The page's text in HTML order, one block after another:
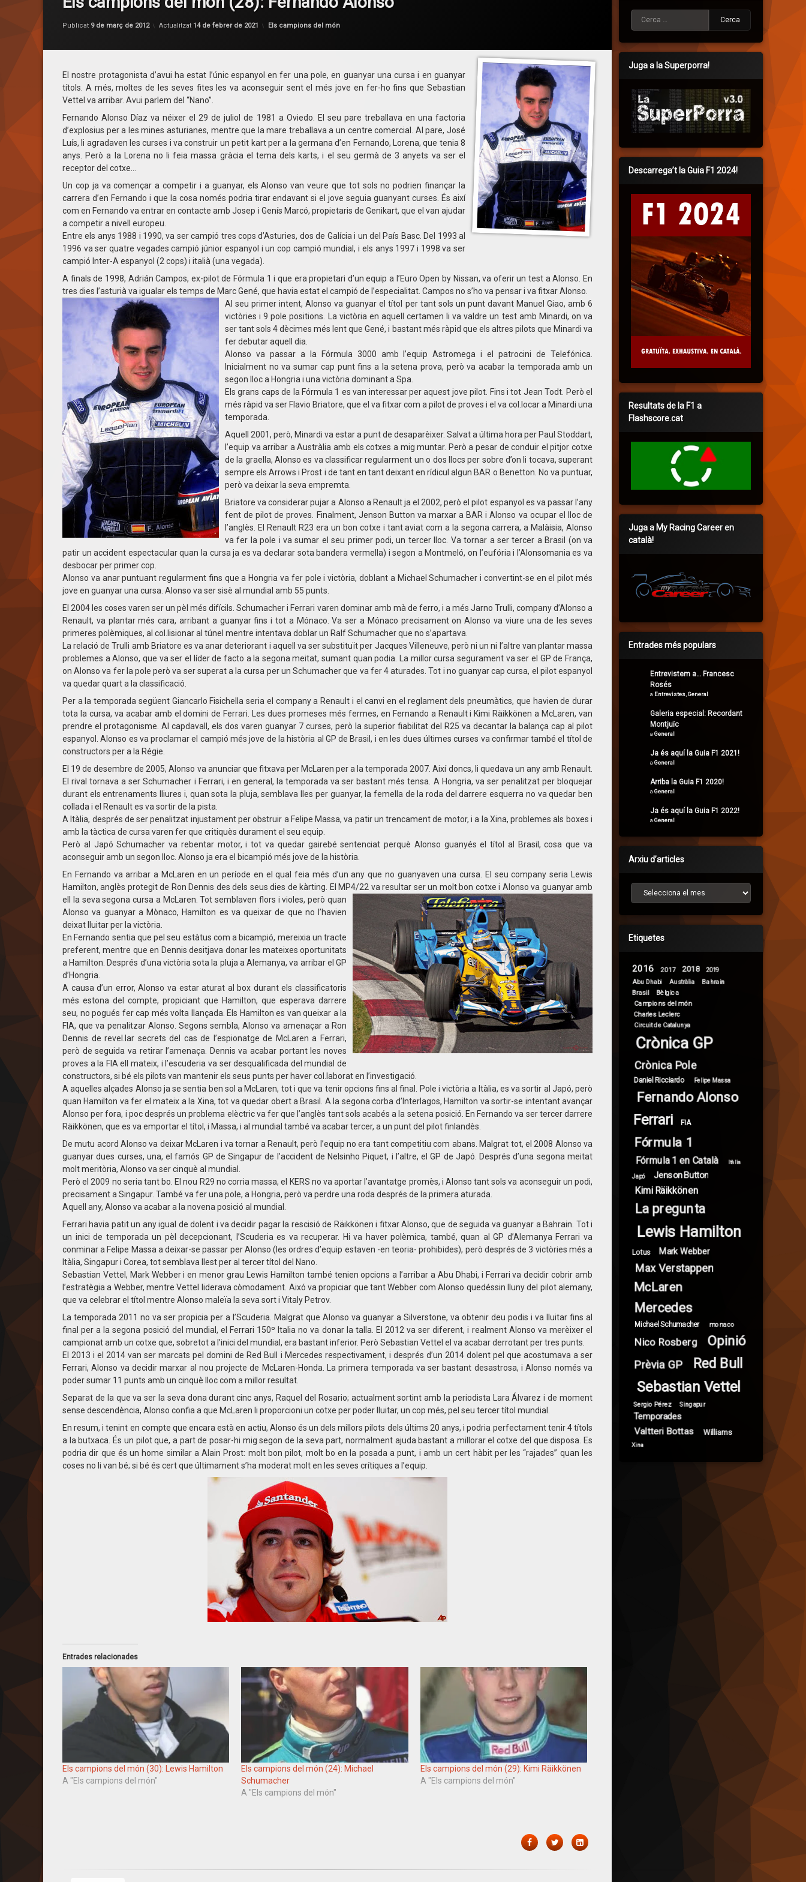
Publicat 9 de març de 2012 Actualitzat 14 de febrer de 2021
per F1 en Català
Categories:
Els campions del món
El nostre protagonista d’avui ha estat l’únic espanyol en fer una pole, en guanyar una cursa i en guanyar
títols. A més, moltes de les seves fites les va aconseguir sent el més jove en fer-ho fins que Sebastian
Vettel va arribar. Avui parlem del “Nano”.
Fernando Alonso Díaz va néixer el 29 de juliol de 1981 a Oviedo. El seu pare treballava en una factoria
d’explosius per a les mines asturianes, mentre que la mare treballava a un centre comercial. Al pare, José
Luís, li agradaven les curses i va construir un petit kart per a la germana d’en Fernando, Lorena, que tenia 8
anys. Però a la Lorena no li feia massa gràcia el tema dels karts, i el seu germà de 3 anyets va ser el
receptor del cotxe…
Un cop ja va començar a competir i a guanyar, els Alonso van veure que tot sols no podrien finançar la
carrera d’en Fernando i que la cosa només podria tirar endavant si el jove seguia guanyant curses. És així
com en Fernando va entrar en contacte amb Josep i Genís Marcó, propietaris de Genikart, que el van ajudar
a competir a nivell europeu.
Entre els anys 1988 i 1990, va ser campió tres cops d’Asturies, dos de Galícia i un del País Basc. Del 1993 al
1996 va ser quatre vegades campió júnior espanyol i un cop campió mundial, i els anys 1997 i 1998 va ser
campió Inter-A espanyol (2 cops) i italià (una vegada).
A finals de 1998, Adrián Campos, ex-pilot de Fórmula 1 i que era propietari d’un equip a l’Euro Open by Nissan, va oferir un test a Alonso. En
tres dies l’asturià va igualar els temps de Marc Gené, que havia estat el campió de l’especialitat. Campos no s’ho va pensar i va fitxar Alonso.
Al seu primer intent, Alonso va guanyar el títol per tant sols un punt davant Manuel Giao, amb 6
victòries i 9 pole positions. La victòria en aquell certamen li va valdre un test amb Minardi, on va
ser tant sols 4 dècimes més lent que Gené, i bastant més ràpid que els altres pilots que Minardi va
fer debutar aquell dia.
Alonso va passar a la Fórmula 3000 amb l’equip Astromega i el patrocini de Telefónica.
Inicialment no va sumar cap punt fins a la setena prova, però va acabar la temporada amb un
segon lloc a Hongria i una victòria dominant a Spa.
Els grans caps de la Fórmula 1 es van interessar per aquest jove pilot. Fins i tot Jean Todt. Però el
més ràpid va ser Flavio Briatore, que el va fitxar com a pilot de proves i el va col.locar a Minardi una
temporada.
Aquell 2001, però, Minardi va estar a punt de desaparèixer. Salvat a última hora per Paul Stoddart,
l’equip va arribar a Austràlia amb els cotxes a mig muntar. Però a pesar de conduir el pitjor cotxe
de la graella, Alonso es va classificar regularment un o dos llocs per sobre d’on li tocava, superant
sempre els Arrows i Prost i de tant en tant deixant en rídicul algun BAR o Benetton. No va puntuar,
però va deixar la seva empremta.
Briatore va considerar pujar a Alonso a Renault ja el 2002, però el pilot espanyol es va passar l’any
fent de pilot de proves. Finalment, Jenson Button va marxar a BAR i Alonso va ocupar el lloc de
l’anglès. El Renault R23 era un bon cotxe i tant aviat com a la segona carrera, a Malàisia, Alonso
va fer la pole i va sumar el seu primer podi, un tercer lloc. Va tornar a ser tercer a Brasil (on va
patir un accident espectacular quan la cursa ja es va declarar sota bandera vermella) i segon a Montmeló, on l’eufória i l’Alonsomania es va
desbocar per primer cop.
Alonso va anar puntuant regularment fins que a Hongria va fer pole i victòria, doblant a Michael Schumacher i convertint-se en el pilot més
jove en guanyar una cursa. Alonso va ser sisè al mundial amb 55 punts.
El 2004 les coses varen ser un pèl més difícils. Schumacher i Ferrari varen dominar amb mà de ferro, i a més Jarno Trulli, company d’Alonso a
Renault, va plantar més cara, arribant a guanyar fins i tot a Mónaco. Va ser a Mónaco precisament on Alonso va viure una de les seves
primeres polèmiques, al col.lisionar al túnel mentre intentava doblar un Ralf Schumacher que no s’apartava.
La relació de Trulli amb Briatore es va anar deteriorant i aquell va ser substituït per Jacques Villeneuve, però ni un ni l’altre van plantar massa
problemes a Alonso, que va ser el líder de facto a la segona meitat, sumant quan podia. La millor cursa segurament va ser el GP de França,
on Alonso va fer la pole però va ser superat a la cursa per un Schumacher que va fer 4 aturades. Tot i no guanyar cap cursa, el pilot espanyol
va quedar quart a la classificació.
Per a la temporada següent Giancarlo Fisichella seria el company a Renault i el canvi en el reglament dels pneumàtics, que havien de durar
tota la cursa, va acabar amb el domini de Ferrari. Les dues promeses més fermes, en Fernando a Renault i Kimi Räikkönen a McLaren, van
prendre el protagonisme. Al capdavall, els dos varen guanyar 7 curses, però la superior fiabilitat del R25 va decantar la balança cap al pilot
espanyol. Alonso es va proclamar el campió més jove de la història al GP de Brasil, i en les dues últimes curses va confirmar també el títol de
constructors per a la Régie.
El 19 de desembre de 2005, Alonso va anunciar que fitxava per McLaren per a la temporada 2007. Així doncs, li quedava un any amb Renault.
El rival tornava a ser Schumacher i Ferrari, i en general, la temporada va ser bastant més tensa. A Hongria, va ser penalitzat per bloquejar
durant els entrenaments lliures i, quan sota la pluja, semblava lles per guanyar, la femella de la roda del darrere esquerra no va quedar ben
collada i el Renault es va sortir de la pista.
A Itàlia, després de ser penalitzat injustament per obstruir a Felipe Massa, va patir un trencament de motor, i a la Xina, problemes als boxes i
amb la tàctica de cursa varen fer que critiquès durament el seu equip.
Però al Japó Schumacher va rebentar motor, i tot va quedar gairebé sentenciat perquè Alonso guanyés el títol al Brasil, cosa que va
aconseguir amb un segon lloc. Alonso ja era el bicampió més jove de la història.
En Fernando va arribar a McLaren en un període en el qual feia més d’un any que no guanyaven una cursa. El seu company seria Lewis
Hamilton, anglès protegit de Ron Dennis des dels seus dies de kàrting. El MP4/22 va resultar ser un molt bon cotxe i Alonso va guanyar amb
ell la sevasegona cursa a McLaren. Tot semblaven flors i violes, però quan
Alonso va guanyar a Mònaco, Hamilton es va queixar de que no l’havien
deixat lluitar per la victòria.
En Fernando sentia que pel seu estàtus com a bicampió, mereixia un tracte
preferent, mentre que en Dennis desitjava donar les mateixes oportunitats
a Hamilton. Després d’una victòria sota la pluja a Alemanya, va arribar el GP
d’Hongria.
A causa d’un error, Alonso va estar aturat al box durant els classificatoris
més estona del compte, propiciant que Hamilton, que esperava darrere
seu, no pogués fer cap més volta llançada. Els Hamilton es van queixar a la
FIA, que va penalitzar Alonso. Segons sembla, Alonso va amenaçar a Ron
Dennis de revel.lar secrets del cas de l’espionatge de McLaren a Ferrari,
però de seguida va retirar l’amenaça. Dennis va acabar portant les noves
proves a la FIA ell mateix, i l’escuderia va ser desqualificada del mundial de
constructors, si bé els pilots van mantenir els seus punts per haver col.laborat en l’investigació.
A aquelles alçades Alonso ja se sentia ben sol a McLaren, tot i que va tenir opcions fins al final. Pole i victòria a Itàlia, es va sortir al Japó, però
quan Hamilton va fer el mateix a la Xina, tot va quedar obert a Brasil. A la segona corba d’Interlagos, Hamilton va sortir-se intentant avançar
Alonso per fora, i poc després un problema elèctric va fer que l’anglès tant sols acabés a la setena posició. En Fernando va ser tercer darrere
Räikkönen, que es va emportar el títol, i Massa, i al mundial també va acabar tercer, a un punt del pilot finlandès.
De mutu acord Alonso va deixar McLaren i va tornar a Renault, però l’equip no era tant competitiu com abans. Malgrat tot, el 2008 Alonso va
guanyar dues curses, una, el famós GP de Singapur de l’accident de Nelsinho Piquet, i l’altre, el GP de Japó. Després d’una segona meitat
molt meritòria, Alonso va ser cinquè al mundial.
Però el 2009 no seria tant bo. El nou R29 no corria massa, el KERS no va aportar l’avantatge promès, i Alonso tant sols va aconseguir un podi,
precisament a Singapur. També va fer una pole, a Hongria, però va perdre una roda després de la primera aturada.
Aquell any, Alonso va acabar a la novena posició al mundial.
Ferrari havia patit un any igual de dolent i va decidir pagar la rescisió de Räikkönen i fitxar Alonso, que de seguida va guanyar a Bahrain. Tot i
un inici de temporada un pèl decepcionant, l’Scuderia es va recuperar. Hi va haver polèmica, també, quan al GP d’Alemanya Ferrari va
conminar a Felipe Massa a deixar-se passar per Alonso (les ordres d’equip estaven -en teoria- prohibides), però després de 3 victòries més a
Itàlia, Singapur i Corea, tot semblava llest per al tercer títol del Nano.
Sebastian Vettel, Mark Webber i en menor grau Lewis Hamilton també tenien opcions a l’arribar a Abu Dhabi, i Ferrari va decidir cobrir amb
l’estratègia a Webber, mentre Vettel liderava còmodament. Aixó va propiciar que tant Webber com Alonso quedéssin lluny del pilot alemany,
que va celebrar el títol mentre Alonso maleïa la seva sort i Vitaly Petrov.
La temporada 2011 no va ser propicia per a l’Scuderia. Malgrat que Alonso va guanyar a Silverstone, va obtenir deu podis i va lluitar fins al
final per a la segona posició del mundial, el Ferrari 150º Italia no va donar la talla. El 2012 va ser diferent, i realment Alonso va merèixer el
campionat amb un cotxe que, sobretot a l’inici del mundial, era bastant inferior. Però Sebastian Vettel el va acabar derrotant per tres punts.
El 2013 i el 2014 van ser marcats pel domini de Red Bull i Mercedes respectivament, i després d’un 2014 dolent pel que acostumava a ser
Ferrari, Alonso va decidir marxar al nou projecte de McLaren-Honda. La primera temporada va ser bastant desastrosa, i Alonso només va
poder sumar 11 punts amb un cinquè lloc com a millor resultat.
Separat de la que va ser la seva dona durant cinc anys, Raquel del Rosario; actualment sortint amb la periodista Lara Álvarez i de moment
sense descendència, Alonso confia a que McLaren li proporcioni un cotxe per poder lluitar, un cop més, pel seu tercer títol mundial.
En resum, i tenint en compte que encara està en actiu, Alonso és un dels millors pilots dels últims 20 anys, i podria perfectament tenir 4 títols
a la butxaca. És un pilot que, a part de posar-hi mig segon de la seva part, normalment ajuda bastant a millorar el cotxe del que disposa. Es
podria dir que és un home similar a Alain Prost: molt bon pilot, molt bo en la posada a punt, i amb un cert hàbit per les “rajades” quan les
coses no li van bé; si bé és cert que últimament s’ha moderat molt en les seves crítiques a l’equip.
Entrades relacionades
Els campions del món (30): Lewis Hamilton
A "Els campions del món"
Els campions del món (24): Michael
Schumacher
A "Els campions del món"
Els campions del món (29): Kimi Räikkönen
A "Els campions del món"
FacebookTwitterLinkedIn
Juga a la Superporra!
Descarrega’t la Guia F1 2024!
Resultats de la F1 a
Flashscore.cat
Juga a My Racing Career en
català!
Entrades més populars
Entrevistem a… Francesc
Rosés
a Entrevistes General
Galeria especial: Recordant
Montjuïc
a General
Ja és aquí la Guia F1 2021!
a General
Arriba la Guia F1 2020!
a General
Ja és aquí la Guia F1 2022!
a General
Arxiu d’articles
Arxiu d’articles
Etiquetes
2016 2017 2018 2019
Abu Dhabi Austràlia
Bahrain
Brasil
Bèlgica
Campions del món
Charles Leclerc
Circuit de Catalunya
Crònica GP
Crònica Pole
Daniel Ricciardo Felipe Massa
Fernando Alonso
Ferrari FIA
Fórmula 1
Fórmula 1 en Català Itàlia
Japó Jenson Button
Kimi Räikkönen
La pregunta
Lewis Hamilton
Lotus Mark Webber
Max Verstappen
McLaren
Mercedes
Michael Schumacher monaco
Nico Rosberg Opinió
Prèvia GP Red Bull
Sebastian Vettel
Sergio Pérez Singapur
Temporades
Valtteri Bottas Williams
Xina